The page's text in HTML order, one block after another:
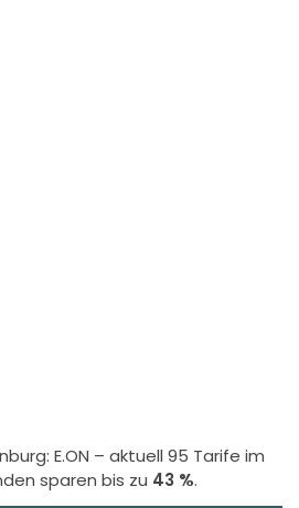
E.ON – aktuell 95 Tarife im
sparen bis zu 43 %.